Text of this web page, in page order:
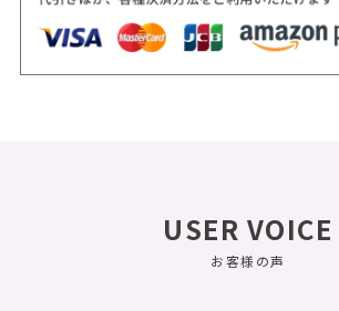
USER VOICE
お客様の声